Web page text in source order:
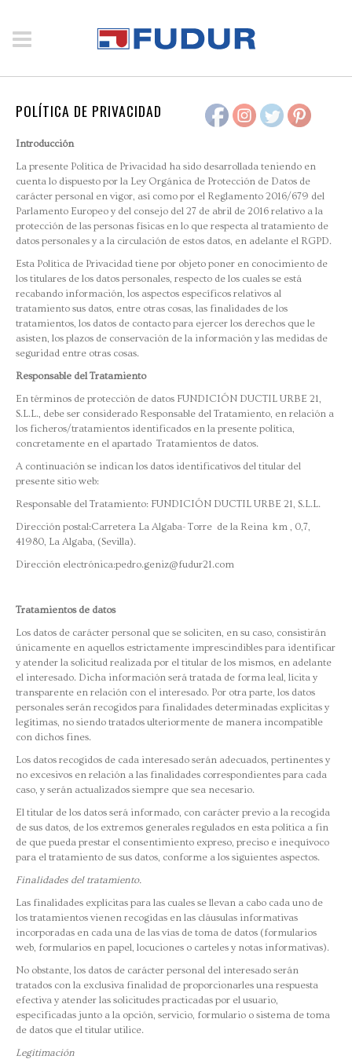
POLÍTICA DE PRIVACIDAD
Introducción
La presente Política de Privacidad ha sido desarrollada teniendo en
cuenta lo dispuesto por la Ley Orgánica de Protección de Datos de
carácter personal en vigor, así como por el Reglamento 2016/679 del
Parlamento Europeo y del consejo del 27 de abril de 2016 relativo a la
protección de las personas físicas en lo que respecta al tratamiento de
datos personales y a la circulación de estos datos, en adelante el RGPD.
Esta Política de Privacidad tiene por objeto poner en conocimiento de
los titulares de los datos personales, respecto de los cuales se está
recabando información, los aspectos específicos relativos al
tratamiento sus datos, entre otras cosas, las finalidades de los
tratamientos, los datos de contacto para ejercer los derechos que le
asisten, los plazos de conservación de la información y las medidas de
seguridad entre otras cosas.
Responsable del Tratamiento
En términos de protección de datos FUNDICIÓN DUCTIL URBE 21,
S.L.L., debe ser considerado Responsable del Tratamiento, en relación a
los ficheros/tratamientos identificados en la presente política,
concretamente en el apartado Tratamientos de datos.
A continuación se indican los datos identificativos del titular del
presente sitio web:
Responsable del Tratamiento: FUNDICIÓN DUCTIL URBE 21, S.L.L.
Dirección postal:Carretera La Algaba- Torre de la Reina km , 0,7,
41980, La Algaba, (Sevilla).
Dirección electrónica:pedro.geniz@fudur21.com
Tratamientos de datos
Los datos de carácter personal que se soliciten, en su caso, consistirán
únicamente en aquellos estrictamente imprescindibles para identificar
y atender la solicitud realizada por el titular de los mismos, en adelante
el interesado. Dicha información será tratada de forma leal, lícita y
transparente en relación con el interesado. Por otra parte, los datos
personales serán recogidos para finalidades determinadas explícitas y
legítimas, no siendo tratados ulteriormente de manera incompatible
con dichos fines.
Los datos recogidos de cada interesado serán adecuados, pertinentes y
no excesivos en relación a las finalidades correspondientes para cada
caso, y serán actualizados siempre que sea necesario.
El titular de los datos será informado, con carácter previo a la recogida
de sus datos, de los extremos generales regulados en esta política a fin
de que pueda prestar el consentimiento expreso, preciso e inequívoco
para el tratamiento de sus datos, conforme a los siguientes aspectos.
Finalidades del tratamiento.
Las finalidades explícitas para las cuales se llevan a cabo cada uno de
los tratamientos vienen recogidas en las cláusulas informativas
incorporadas en cada una de las vías de toma de datos (formularios
web, formularios en papel, locuciones o carteles y notas informativas).
No obstante, los datos de carácter personal del interesado serán
tratados con la exclusiva finalidad de proporcionarles una respuesta
efectiva y atender las solicitudes practicadas por el usuario,
especificadas junto a la opción, servicio, formulario o sistema de toma
de datos que el titular utilice.
Legitimación